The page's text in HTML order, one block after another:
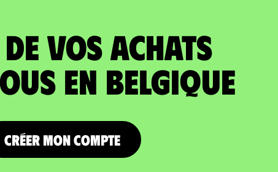
VOS ACHATS
en Belgique
Créer mon compte